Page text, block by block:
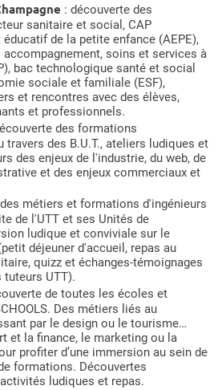
: découverte des
sanitaire et social, CAP
de la petite enfance (AEPE),
soins et services à
bac technologique santé et social
sociale et familiale (ESF),
et rencontres avec des élèves,
et professionnels.
des formations
travers des B.U.T., ateliers ludiques et
des enjeux de l'industrie, du web, de
et des enjeux commerciaux et
métiers et formations d'ingénieurs
de l'UTT et ses Unités de
ludique et conviviale sur le
déjeuner d'accueil, repas au
quizz et échanges-témoignages
tuteurs UTT).
de toutes les écoles et
Des métiers liés au
par le design ou le tourisme…
et la finance, le marketing ou la
profiter d’une immersion au sein de
formations. Découvertes
ludiques et repas.